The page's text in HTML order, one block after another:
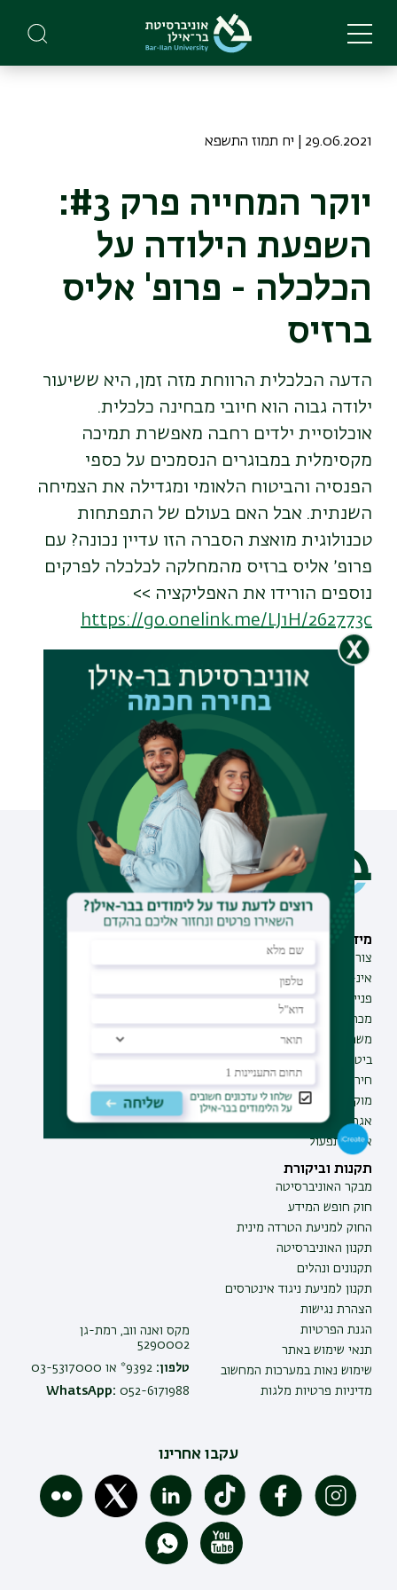
main
29.06.2021 | יח תמוז התשפא
יוקר המחייה פרק #3:
השפעת הילודה על
הכלכלה - פרופ' אליס
ברזיס
הדעה הכלכלית הרווחת מזה זמן, היא ששיעור
ילודה גבוה הוא חיובי מבחינה כלכלית.
אוכלוסיית ילדים רחבה מאפשרת תמיכה
מקסימלית במבוגרים הנסמכים על כספי
הפנסיה והביטוח הלאומי ומגדילה את הצמיחה
השנתית. אבל האם בעולם של התפתחות
טכנולוגית מואצת הסברה הזו עדיין נכונה? עם
פרופ׳ אליס ברזיס מהמחלקה לכלכלה לפרקים
נוספים הורידו את האפליקציה >>
https://go.onelink.me/LJ1H/262773c
מידע וסיוע
צור קשר
אינ-בר מידע אישי לסטודנט
פנייה למנהל האתר
מכרזים
משרות בבר-אילן
ביטחון ובטיחות
חירום ועזרה ראשונה
מוקד בקרה לדיווחים
אגף התקשוב
אגף התפעול
תואר שלישי
תוכניות העשרה
תקנות וביקורת
מבקר האוניברסיטה
חוק חופש המידע
החוק למניעת הטרדה מינית
תקנון האוניברסיטה
תקנונים ונהלים
תקנון למניעת ניגוד אינטרסים
הצהרת נגישות
הגנת הפרטיות
תנאי שימוש באתר
שימוש נאות במערכות המחשוב
מדיניות פרטיות מלגות
מקס ואנה ווב, רמת-גן
5290002
טלפון: 9392* או 03-5317000
WhatsApp: 052-6171988
עקבו אחרינו